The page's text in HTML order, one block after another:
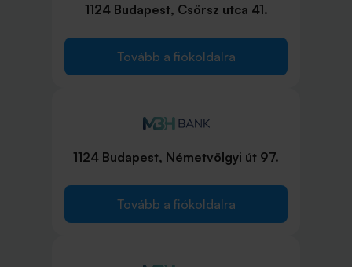
1124 Budapest, Csörsz utca 41.
Tovább a fiókoldalra
1124 Budapest, Németvölgyi út 97.
Tovább a fiókoldalra